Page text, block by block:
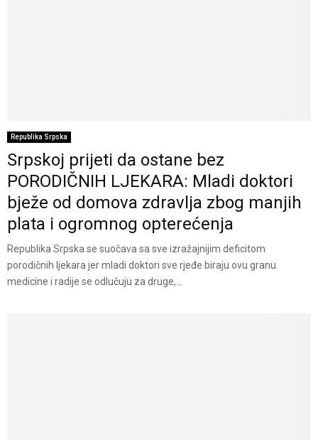
Republika Srpska
Srpskoj prijeti da ostane bez
PORODIČNIH LJEKARA: Mladi doktori
bježe od domova zdravlja zbog manjih
plata i ogromnog opterećenja
Republika Srpska se suočava sa sve izražajnijim deficitom
porodičnih ljekara jer mladi doktori sve rjeđe biraju ovu granu
medicine i radije se odlučuju za druge,...